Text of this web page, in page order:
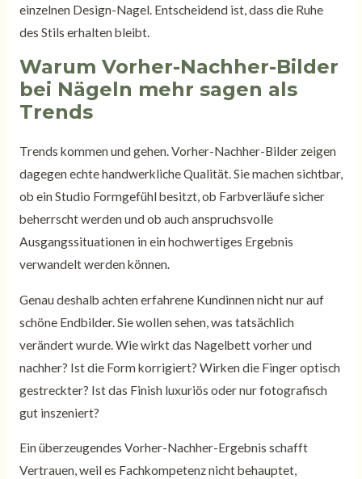
einzelnen Design-Nagel. Entscheidend ist, dass die Ruhe
des Stils erhalten bleibt.
Warum Vorher-Nachher-Bilder
bei Nägeln mehr sagen als
Trends
Trends kommen und gehen. Vorher-Nachher-Bilder zeigen
dagegen echte handwerkliche Qualität. Sie machen sichtbar,
ob ein Studio Formgefühl besitzt, ob Farbverläufe sicher
beherrscht werden und ob auch anspruchsvolle
Ausgangssituationen in ein hochwertiges Ergebnis
verwandelt werden können.
Genau deshalb achten erfahrene Kundinnen nicht nur auf
schöne Endbilder. Sie wollen sehen, was tatsächlich
verändert wurde. Wie wirkt das Nagelbett vorher und
nachher? Ist die Form korrigiert? Wirken die Finger optisch
gestreckter? Ist das Finish luxuriös oder nur fotografisch
gut inszeniert?
Ein überzeugendes Vorher-Nachher-Ergebnis schafft
Vertrauen, weil es Fachkompetenz nicht behauptet,